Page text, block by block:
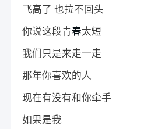
飞高了 也拉不回头
你说这段青春太短
我们只是来走一走
那年你喜欢的人
现在有没有和你牵手
如果是我